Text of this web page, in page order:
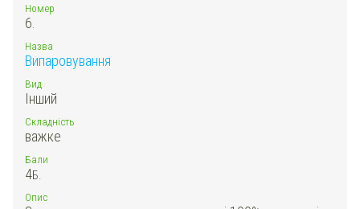
Номер
6.
Назва
Випаровування
Вид
Інший
Складність
важке
Бали
4Б.
Опис